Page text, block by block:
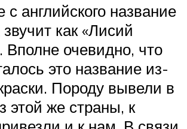
с английского название
как «Лисий
Вполне очевидно, что
это название из-
Породу вывели в
этой же страны, к